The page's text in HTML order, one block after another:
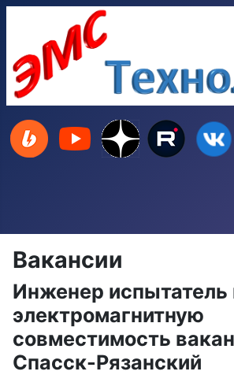
Вакансии
Инженер испытатель
электромагнитную
совместимость
Спасск-Рязанский